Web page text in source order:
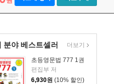
분야 베스트셀러
초등영문법 777 1권
편집부 저
6,930원 (10% 할인)
더보기